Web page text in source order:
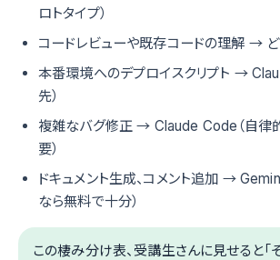
ロトタイプ）
コードレビューや既存コードの理解 → ど
本番環境へのデプロイスクリプト →
先）
複雑なバグ修正 → Claude Code（自律
要）
ドキュメント生成、コメント追加 →
なら無料で十分）
この棲み分け表、受講生さんに見せると「